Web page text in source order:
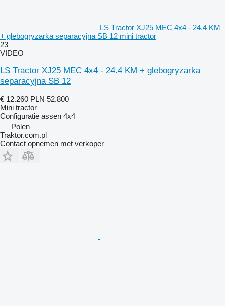
LS Tractor XJ25 MEC 4x4 - 24.4 KM
+ glebogryzarka separacyjna SB 12 mini tractor
23
VIDEO
LS Tractor XJ25 MEC 4x4 - 24.4 KM + glebogryzarka
separacyjna SB 12
€ 12.260 PLN 52.800
Mini tractor
Configuratie assen 4x4
Polen
Traktor.com.pl
Contact opnemen met verkoper